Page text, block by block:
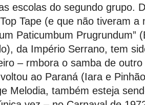
escolas do segundo grupo.
Tape (e que não tiveram a
Paticumbum Prugrundum”
da Império Serrano, tem
– rmbora o samba de
ao Paraná (Iara e
Melodia, também esteja